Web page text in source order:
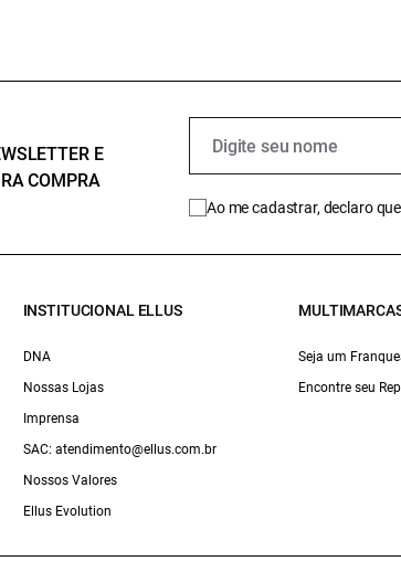
E
COMPRA
Ao me cadastrar, declaro
INSTITUCIONAL ELLUS
DNA
Nossas Lojas
Imprensa
SAC: atendimento@ellus.com.br
Nossos Valores
Ellus Evolution
Seja um
Encontre seu